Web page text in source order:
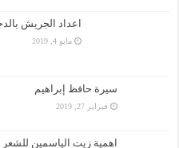
اعداد الجريش
مايو 4, 2019
سيرة حافظ إبراهيم
فبراير 27, 2019
اهمية زيت الياسمين للشعر